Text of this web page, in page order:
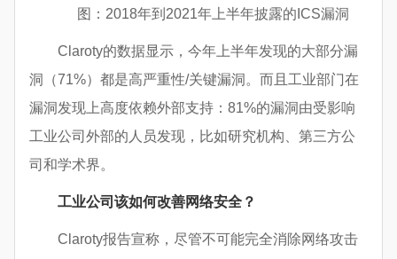
图：2018年到2021年上半年披露的ICS漏洞
Claroty的数据显示，今年上半年发现的大部分漏
洞（71%）都是高严重性/关键漏洞。而且工业部门在
漏洞发现上高度依赖外部支持：81%的漏洞由受影响
工业公司外部的人员发现，比如研究机构、第三方公
司和学术界。
工业公司该如何改善网络安全？
Claroty报告宣称，尽管不可能完全消除网络攻击